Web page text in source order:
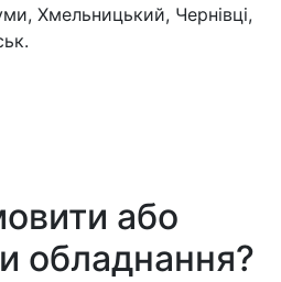
Хмельницький, Чернівці,
або
обладнання?